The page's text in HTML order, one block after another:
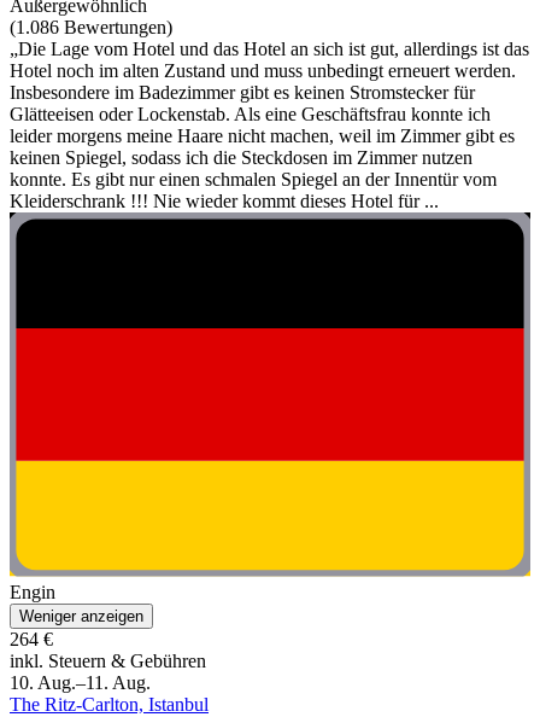
Außergewöhnlich
(1.086 Bewertungen)
„Die Lage vom Hotel und das Hotel an sich ist gut, allerdings ist das
Hotel noch im alten Zustand und muss unbedingt erneuert werden.
Insbesondere im Badezimmer gibt es keinen Stromstecker für
Glätteeisen oder Lockenstab. Als eine Geschäftsfrau konnte ich
leider morgens meine Haare nicht machen, weil im Zimmer gibt es
keinen Spiegel, sodass ich die Steckdosen im Zimmer nutzen
konnte. Es gibt nur einen schmalen Spiegel an der Innentür vom
Kleiderschrank !!! Nie wieder kommt dieses Hotel für ...
Engin
Weniger anzeigen
264 €
inkl. Steuern & Gebühren
10. Aug.–11. Aug.
The Ritz-Carlton, Istanbul